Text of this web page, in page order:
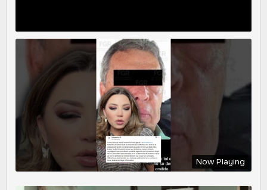
Now Playing